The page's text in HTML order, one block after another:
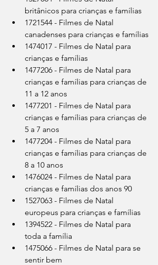
britânicos para crianças e famílias
1721544 - Filmes de Natal
canadenses para crianças e famílias
1474017 - Filmes de Natal para
crianças e famílias
1477206 - Filmes de Natal para
crianças e famílias para crianças de
11 a 12 anos
1477201 - Filmes de Natal para
crianças e famílias para crianças de
5 a 7 anos
1477204 - Filmes de Natal para
crianças e famílias para crianças de
8 a 10 anos
1476024 - Filmes de Natal para
crianças e famílias dos anos 90
1527063 - Filmes de Natal
europeus para crianças e famílias
1394522 - Filmes de Natal para
toda a família
1475066 - Filmes de Natal para se
sentir bem